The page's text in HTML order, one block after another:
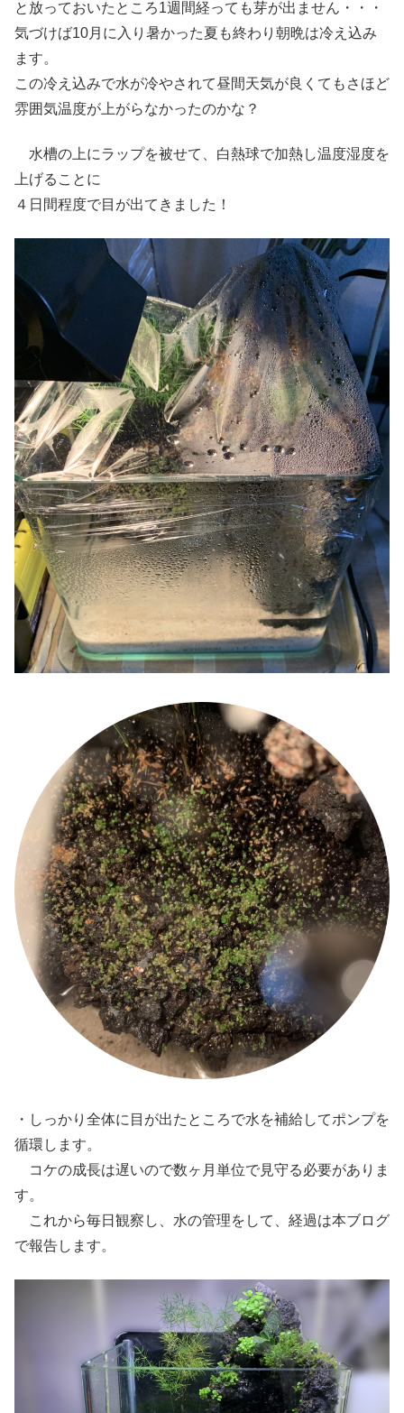
と放っておいたところ1週間経っても芽が出ません・・・
気づけば10月に入り暑かった夏も終わり朝晩は冷え込み
ます。
この冷え込みで水が冷やされて昼間天気が良くてもさほど
雰囲気温度が上がらなかったのかな？
水槽の上にラップを被せて、白熱球で加熱し温度湿度を
上げることに
４日間程度で目が出てきました！
・しっかり全体に目が出たところで水を補給してポンプを
循環します。
コケの成長は遅いので数ヶ月単位で見守る必要がありま
す。
これから毎日観察し、水の管理をして、経過は本ブログ
で報告します。